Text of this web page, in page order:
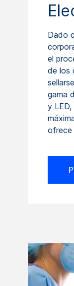
Dado
el
de los
gama
y
ofrece